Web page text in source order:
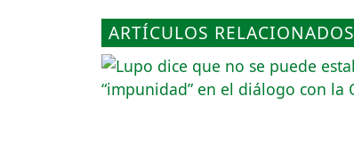
ARTÍCULOS RELACIONADOS